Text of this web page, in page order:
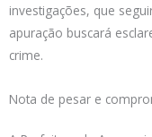
investigações, que
apuração buscará
crime.
Nota de pesar e